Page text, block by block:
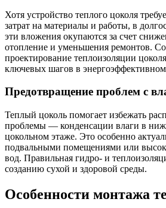
Хотя устройство теплого цоколя
затрат на материалы и работы, в
эти вложения окупаются за счет
отопление и уменьшения ремонтов.
проектирование теплоизоляции
ключевых шагов в энергоэффективном
Предотвращение проблем с
Теплый цоколь помогает избежать
проблемы — конденсации влаги в
цокольном этаже. Это особенно
подвальными помещениями или
вод. Правильная гидро- и
созданию сухой и здоровой среды.
Особенности монтажа